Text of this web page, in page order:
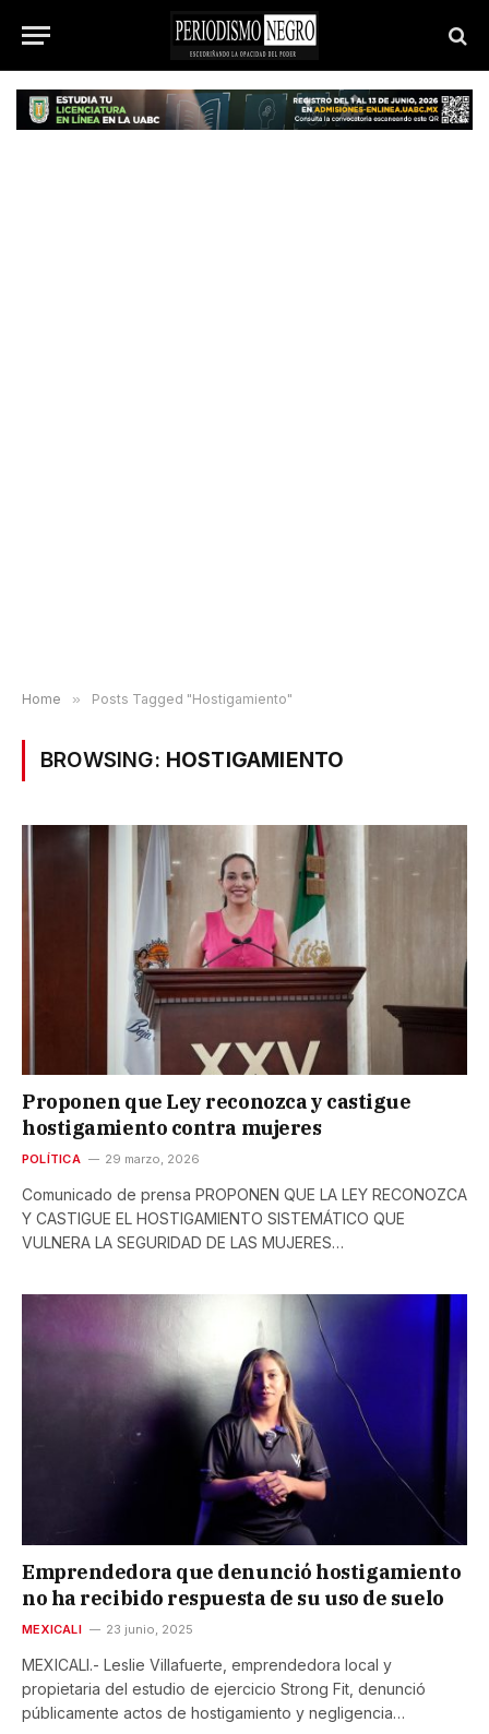
Home » Posts Tagged "Hostigamiento"
BROWSING: HOSTIGAMIENTO
Proponen que Ley reconozca y castigue
hostigamiento contra mujeres
POLÍTICA 29 marzo, 2026
Comunicado de prensa PROPONEN QUE LA LEY RECONOZCA
Y CASTIGUE EL HOSTIGAMIENTO SISTEMÁTICO QUE
VULNERA LA SEGURIDAD DE LAS MUJERES…
Emprendedora que denunció hostigamiento
no ha recibido respuesta de su uso de suelo
MEXICALI 23 junio, 2025
MEXICALI.- Leslie Villafuerte, emprendedora local y
propietaria del estudio de ejercicio Strong Fit, denunció
públicamente actos de hostigamiento y negligencia…